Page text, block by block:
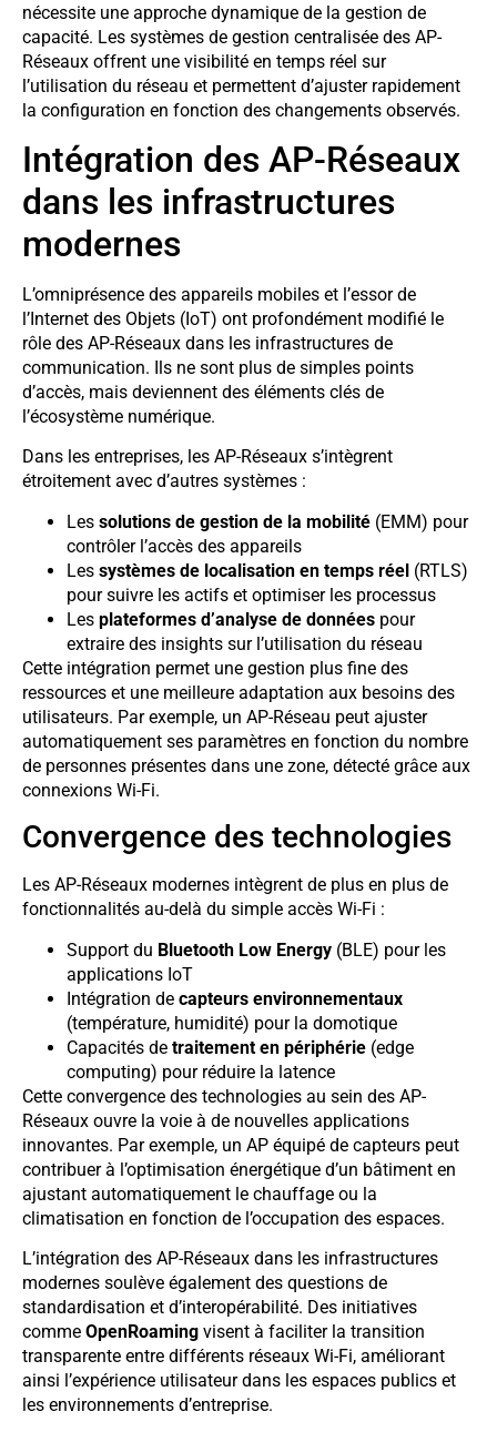
nécessite une approche dynamique de la gestion de
capacité. Les systèmes de gestion centralisée des AP-
Réseaux offrent une visibilité en temps réel sur
l’utilisation du réseau et permettent d’ajuster rapidement
la configuration en fonction des changements observés.
Intégration des AP-Réseaux
dans les infrastructures
modernes
L’omniprésence des appareils mobiles et l’essor de
l’Internet des Objets (IoT) ont profondément modifié le
rôle des AP-Réseaux dans les infrastructures de
communication. Ils ne sont plus de simples points
d’accès, mais deviennent des éléments clés de
l’écosystème numérique.
Dans les entreprises, les AP-Réseaux s’intègrent
étroitement avec d’autres systèmes :
Les solutions de gestion de la mobilité (EMM) pour
contrôler l’accès des appareils
Les systèmes de localisation en temps réel (RTLS)
pour suivre les actifs et optimiser les processus
Les plateformes d’analyse de données pour
extraire des insights sur l’utilisation du réseau
Cette intégration permet une gestion plus fine des
ressources et une meilleure adaptation aux besoins des
utilisateurs. Par exemple, un AP-Réseau peut ajuster
automatiquement ses paramètres en fonction du nombre
de personnes présentes dans une zone, détecté grâce aux
connexions Wi-Fi.
Convergence des technologies
Les AP-Réseaux modernes intègrent de plus en plus de
fonctionnalités au-delà du simple accès Wi-Fi :
Support du Bluetooth Low Energy (BLE) pour les
applications IoT
Intégration de capteurs environnementaux
(température, humidité) pour la domotique
Capacités de traitement en périphérie (edge
computing) pour réduire la latence
Cette convergence des technologies au sein des AP-
Réseaux ouvre la voie à de nouvelles applications
innovantes. Par exemple, un AP équipé de capteurs peut
contribuer à l’optimisation énergétique d’un bâtiment en
ajustant automatiquement le chauffage ou la
climatisation en fonction de l’occupation des espaces.
L’intégration des AP-Réseaux dans les infrastructures
modernes soulève également des questions de
standardisation et d’interopérabilité. Des initiatives
comme OpenRoaming visent à faciliter la transition
transparente entre différents réseaux Wi-Fi, améliorant
ainsi l’expérience utilisateur dans les espaces publics et
les environnements d’entreprise.